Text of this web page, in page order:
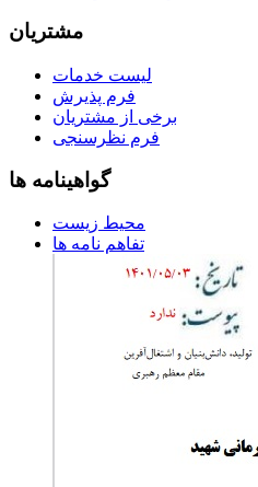
مشتریان
لیست خدمات
فرم پذیرش
برخی از مشتریان
فرم نظرسنجی
گواهینامه ها
محیط زیست
تفاهم نامه ها